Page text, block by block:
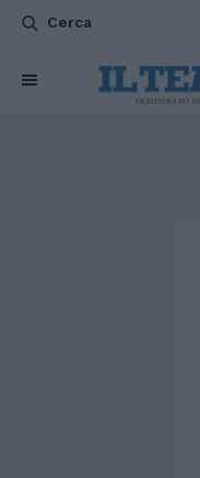
Cerca